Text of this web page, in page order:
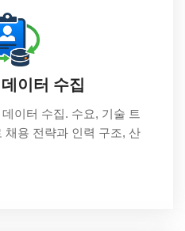
이터 수집
이터 수집. 수요, 기술 트
채용 전략과 인력 구조, 산